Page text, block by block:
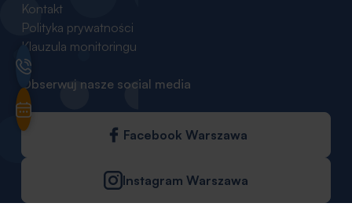
Kontakt
Polityka prywatności
Klauzula monitoringu
Obserwuj nasze social media
Facebook Warszawa
Instagram Warszawa